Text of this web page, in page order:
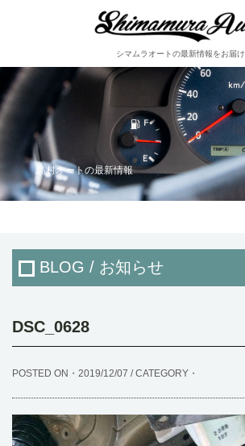
シマムラオートの最新情報をお届け
島村オートの最新情報
BLOG / お知らせ
DSC_0628
POSTED ON・2019/12/07 / CATEGORY・